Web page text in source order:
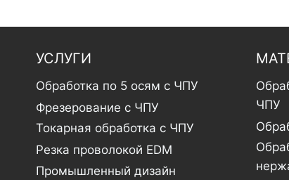
УСЛУГИ
Обработка по 5 осям с ЧПУ
Фрезерование с ЧПУ
Токарная обработка с ЧПУ
Резка проволокой EDM
Промышленный дизайн
ЧПУ